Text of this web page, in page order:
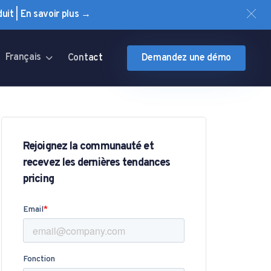
| En savoir plus →
Français Contact Demandez une démo
Rejoignez la communauté et
recevez les dernières tendances
pricing